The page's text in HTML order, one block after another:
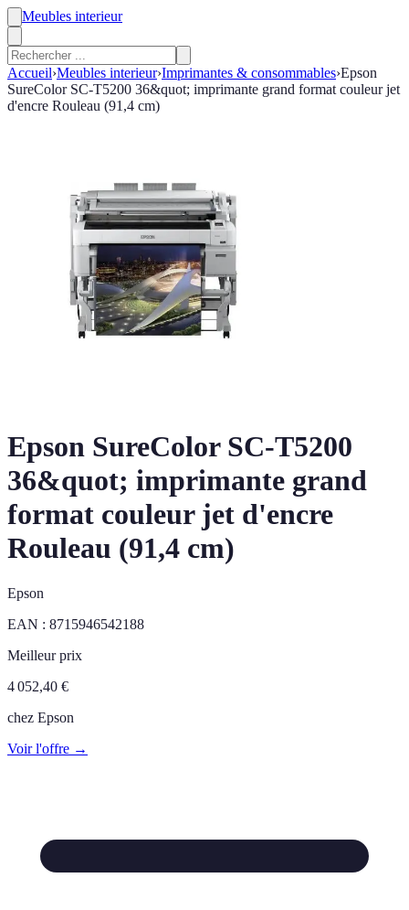
Meubles interieur
Accueil›Meubles interieur›Imprimantes & consommables›Epson
SureColor SC-T5200 36&quot; imprimante grand format couleur jet
d'encre Rouleau (91,4 cm)
Epson SureColor SC-T5200
36&quot; imprimante grand
format couleur jet d'encre
Rouleau (91,4 cm)
Epson
EAN : 8715946542188
Meilleur prix
4 052,40 €
chez Epson
Voir l'offre →